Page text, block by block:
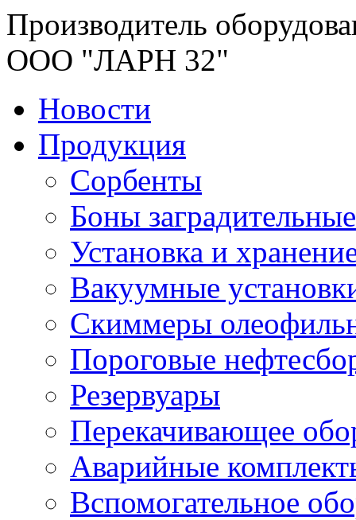
Производитель
ООО "ЛАРН 32"
Новости
Продукция
Сорбенты
Боны заградительные
Установка и
Вакуумные
Скиммеры
Пороговые
Резервуары
Перекачивающее
Аварийные
Вспомогательное